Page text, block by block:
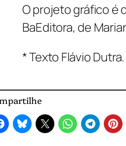
O projeto gráfico é
BaEditora, de
* Texto Flávio Dutra.